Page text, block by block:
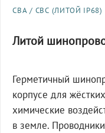
СВА / СВС (ЛИТОЙ IP68)
Литой
Герметичный
корпусе для
химические
в земле.